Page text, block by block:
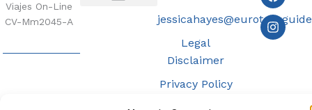
Viajes On-Line
CV-Mm2045-A
Legal
Disclaimer
Privacy Policy